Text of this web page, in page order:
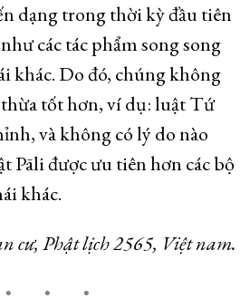
dạng trong thời kỳ đầu tiên
các tác phẩm song song
khác. Do đó, chúng không
tốt hơn, ví dụ: luật Tứ
và không có lý do nào
Pāli được ưu tiên hơn các bộ
khác.
cư, Phật lịch 2565, Việt nam.